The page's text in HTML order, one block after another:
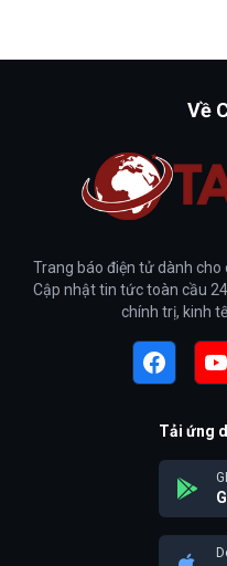
Về
Trang báo điện tử dành cho
Cập nhật tin tức toàn cầu
chính trị, kinh
Tải ứng